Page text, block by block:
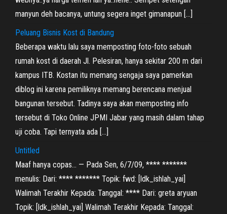
manyun deh bacanya, untung segera inget gimanapun […]
Peluang Bisnis Kost di Bandung
Beberapa waktu lalu saya memposting foto-foto sebuah
rumah kost di daerah Jl. Pelesiran, hanya sekitar 200 m dari
kampus ITB. Kostan itu memang sengaja saya pamerkan
diblog ini karena pemiliknya memang berencana menjual
bangunan tersebut. Tadinya saya akan memposting info
tersebut di Toko Online JPMI Jabar yang masih dalam tahap
uji coba. Tapi ternyata ada […]
Untitled
Maaf hanya copas… — Pada Sen, 6/7/09, **** *******
menulis: Dari: **** ******* Topik: fwd: [ldk_ishlah_yai]
Walimah Terakhir Kepada: Tanggal: **** Dari: greta aryuan
Topik: [ldk_ishlah_yai] Walimah Terakhir Kepada: Tanggal: